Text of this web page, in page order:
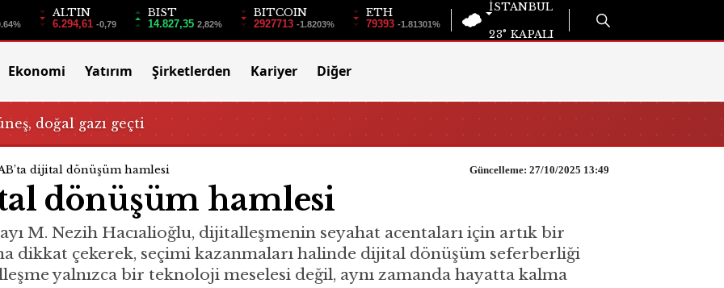
ALTIN
6.294,61 -0,79
BIST
14.827,35 2,82%
BITCOIN
2927713 -1.8203%
ETH
79393 -1.81301%
İSTANBUL
23° KAPALI
Ekonomi Yatırım Şirketlerden Kariyer Diğer
doğal gazı geçti
dijital dönüşüm hamlesi Güncelleme: 27/10/2025 13:49
dönüşüm hamlesi
M. Nezih Hacıalioğlu, dijitalleşmenin seyahat acentaları için artık bir
dikkat çekerek, seçimi kazanmaları halinde dijital dönüşüm seferberliği
yalnızca bir teknoloji meselesi değil, aynı zamanda hayatta kalma